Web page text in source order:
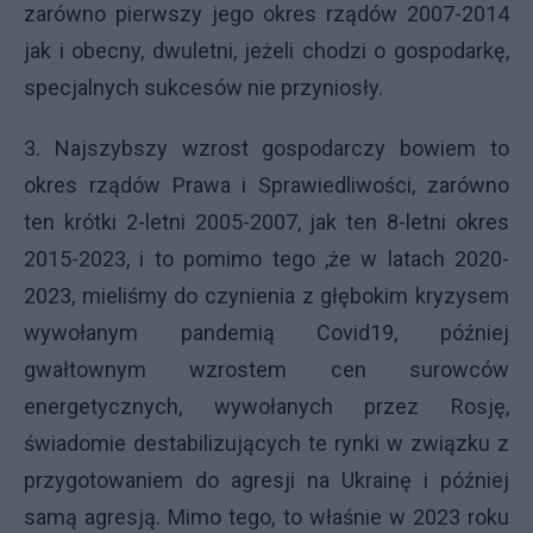
zarówno pierwszy jego okres rządów 2007-2014
jak i obecny, dwuletni, jeżeli chodzi o gospodarkę,
specjalnych sukcesów nie przyniosły.
3. Najszybszy wzrost gospodarczy bowiem to
okres rządów Prawa i Sprawiedliwości, zarówno
ten krótki 2-letni 2005-2007, jak ten 8-letni okres
2015-2023, i to pomimo tego ,że w latach 2020-
2023, mieliśmy do czynienia z głębokim kryzysem
wywołanym pandemią Covid19, później
gwałtownym wzrostem cen surowców
energetycznych, wywołanych przez Rosję,
świadomie destabilizujących te rynki w związku z
przygotowaniem do agresji na Ukrainę i później
samą agresją. Mimo tego, to właśnie w 2023 roku